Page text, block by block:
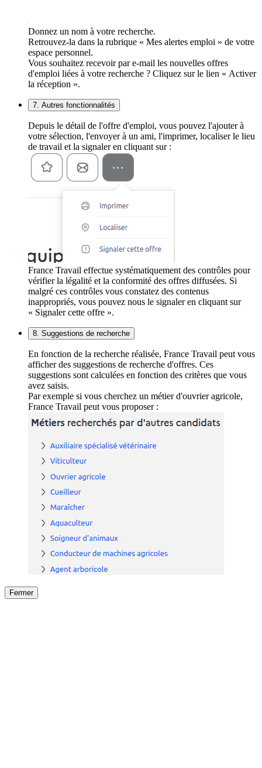
Donnez un nom à votre recherche.
Retrouvez-la dans la rubrique « Mes alertes emploi » de votre
espace personnel.
Vous souhaitez recevoir par e-mail les nouvelles offres
d'emploi liées à votre recherche ? Cliquez sur le lien « Activer
la réception ».
7. Autres fonctionnalités
Depuis le détail de l'offre d'emploi, vous pouvez l'ajouter à
votre sélection, l'envoyer à un ami, l'imprimer, localiser le lieu
de travail et la signaler en cliquant sur :
France Travail effectue systématiquement des contrôles pour
vérifier la légalité et la conformité des offres diffusées. Si
malgré ces contrôles vous constatez des contenus
inappropriés, vous pouvez nous le signaler en cliquant sur
« Signaler cette offre ».
8. Suggestions de recherche
En fonction de la recherche réalisée, France Travail peut vous
afficher des suggestions de recherche d'offres. Ces
suggestions sont calculées en fonction des critères que vous
avez saisis.
Par exemple si vous cherchez un métier d'ouvrier agricole,
France Travail peut vous proposer :
Fermer